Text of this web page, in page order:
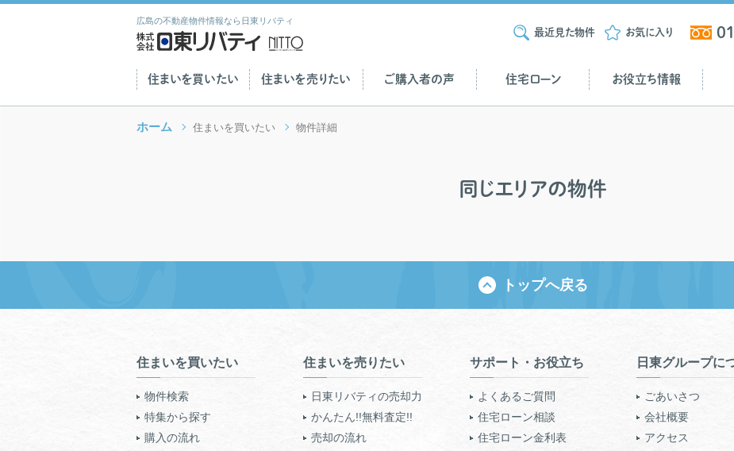
広島の不動産物件情報なら日東リバティ
最近見た物件 お気に入り
住まいを買いたい 住まいを売りたい ご購入者の声 住宅ローン お役立ち情報
ホーム 住まいを買いたい 物件詳細
同じエリアの物件
トップへ戻る
住まいを買いたい
物件検索
特集から探す
購入の流れ
住まいを売りたい
日東リバティの売却力
かんたん!!無料査定!!
売却の流れ
サポート・お役立ち
よくあるご質問
住宅ローン相談
住宅ローン金利表
日東グループに
ごあいさつ
会社概要
アクセス